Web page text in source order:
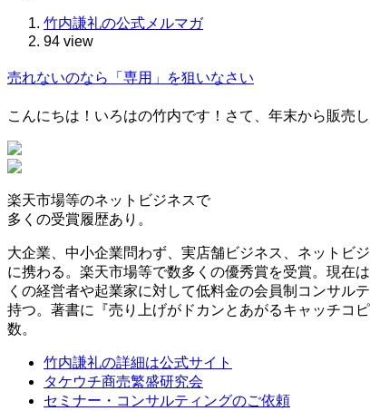
竹内謙礼の公式メルマガ
94 view
売れないのなら「専用」を狙いなさい
こんにちは！いろはの竹内です！さて、年末から販売
楽天市場等のネットビジネスで
多くの受賞履歴あり。
大企業、中小企業問わず、実店舗ビジネス、ネットビ
に携わる。楽天市場等で数多くの優秀賞を受賞。現在
くの経営者や起業家に対して低料金の会員制コンサル
持つ。著書に『売り上げがドカンとあがるキャッチコ
数。
竹内謙礼の詳細は公式サイト
タケウチ商売繁盛研究会
セミナー・コンサルティングのご依頼